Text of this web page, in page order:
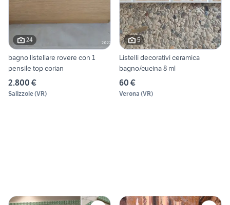
24
bagno listellare rovere con 1
pensile top corian
2.800 €
Salizzole(VR)
5
Listelli decorativi ceramica
bagno/cucina 8 ml
60 €
Verona (VR)